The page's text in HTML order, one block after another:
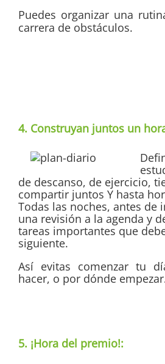
Puedes organizar una
carrera de obstáculos.
4. Construyan juntos un
de descanso, de ejercicio,
compartir juntos Y hasta
Todas las noches, antes de
una revisión a la agenda y
tareas importantes que
siguiente.
Así evitas comenzar tu
hacer, o por dónde
5. ¡Hora del premio!: